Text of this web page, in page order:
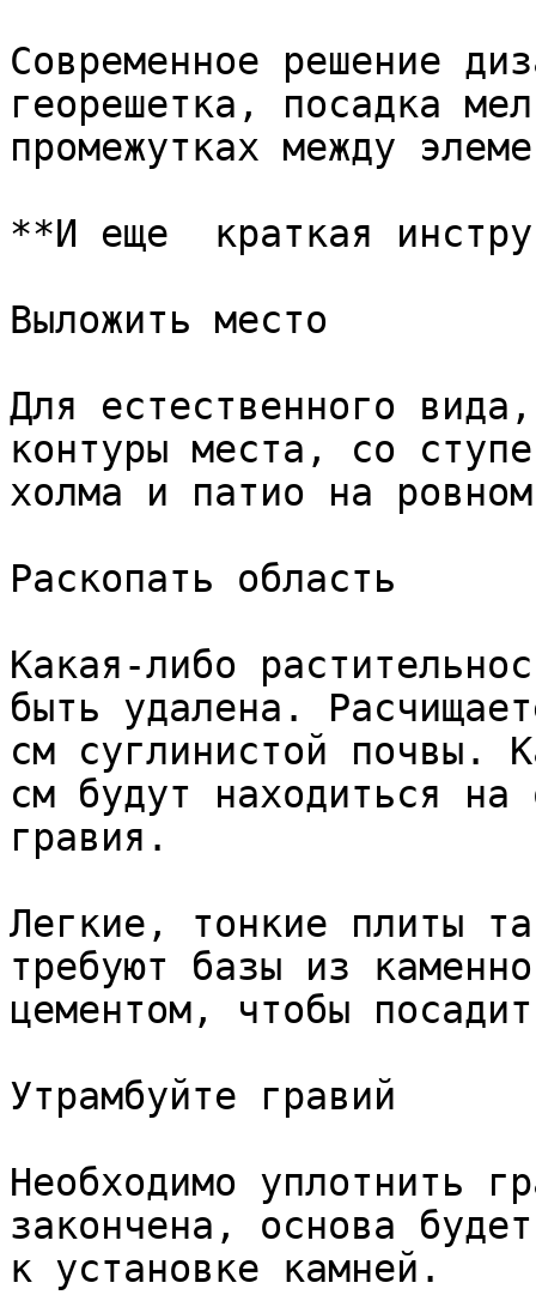
Современное решение
георешетка, посадка
промежутках между
**И еще  краткая
Выложить место
Для естественного
контуры места, со
холма и патио на
Раскопать область
Какая-либо
быть удалена.
см суглинистой почвы.
см будут находиться
гравия.
Легкие, тонкие плиты
требуют базы из
цементом, чтобы
Утрамбуйте гравий
Необходимо уплотнить
закончена, основа
к установке камней.